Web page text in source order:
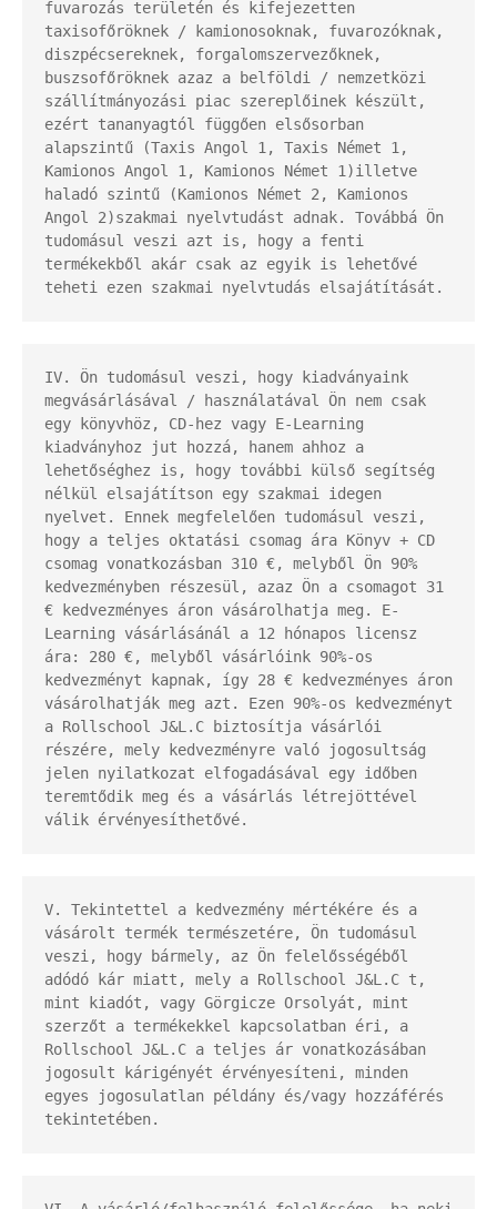
fuvarozás területén és kifejezetten
taxisofőröknek / kamionosoknak, fuvarozóknak,
diszpécsereknek, forgalomszervezőknek,
buszsofőröknek azaz a belföldi / nemzetközi
szállítmányozási piac szereplőinek készült,
ezért tananyagtól függően elsősorban
alapszintű (Taxis Angol 1, Taxis Német 1,
Kamionos Angol 1, Kamionos Német 1)illetve
haladó szintű (Kamionos Német 2, Kamionos
Angol 2)szakmai nyelvtudást adnak. Továbbá Ön
tudomásul veszi azt is, hogy a fenti
termékekből akár csak az egyik is lehetővé
teheti ezen szakmai nyelvtudás elsajátítását.
IV. Ön tudomásul veszi, hogy kiadványaink
megvásárlásával / használatával Ön nem csak
egy könyvhöz, CD-hez vagy E-Learning
kiadványhoz jut hozzá, hanem ahhoz a
lehetőséghez is, hogy további külső segítség
nélkül elsajátítson egy szakmai idegen
nyelvet. Ennek megfelelően tudomásul veszi,
hogy a teljes oktatási csomag ára Könyv + CD
csomag vonatkozásban 310 €, melyből Ön 90%
kedvezményben részesül, azaz Ön a csomagot 31
€ kedvezményes áron vásárolhatja meg. E-
Learning vásárlásánál a 12 hónapos licensz
ára: 280 €, melyből vásárlóink 90%-os
kedvezményt kapnak, így 28 € kedvezményes áron
vásárolhatják meg azt. Ezen 90%-os kedvezményt
a Rollschool J&L.C biztosítja vásárlói
részére, mely kedvezményre való jogosultság
jelen nyilatkozat elfogadásával egy időben
teremtődik meg és a vásárlás létrejöttével
válik érvényesíthetővé.
V. Tekintettel a kedvezmény mértékére és a
vásárolt termék természetére, Ön tudomásul
veszi, hogy bármely, az Ön felelősségéből
adódó kár miatt, mely a Rollschool J&L.C t,
mint kiadót, vagy Görgicze Orsolyát, mint
szerzőt a termékekkel kapcsolatban éri, a
Rollschool J&L.C a teljes ár vonatkozásában
jogosult kárigényét érvényesíteni, minden
egyes jogosulatlan példány és/vagy hozzáférés
tekintetében.